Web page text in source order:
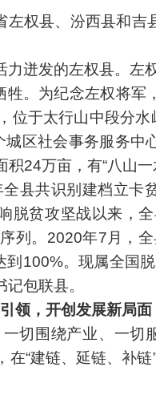
左权县、汾西县和
迸发的左权县。左
牲。为纪念左权将
于太行山中段分
区社会事务服务中
24万亩，有“八山一
县共识别建档立卡
脱贫攻坚战以来，
列。2020年7月，
100%。现属全国
包联县。
领，开创发展新局面
切围绕产业、一切
“建链、延链、补